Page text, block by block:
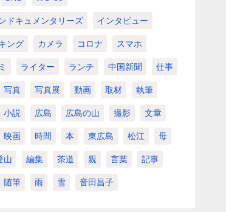
ドキュメンタリーズ インタビュー
ング カメラ コロナ スマホ
ライター ランチ 中国新聞 仕事
写真 写真展 動画 取材 執筆
小説 広島 広島の山 撮影 文章
映画 時間 本 東広島 松江 母
山 編集 茶道 親 言葉 記事
随筆 雨 雪 音田昌子